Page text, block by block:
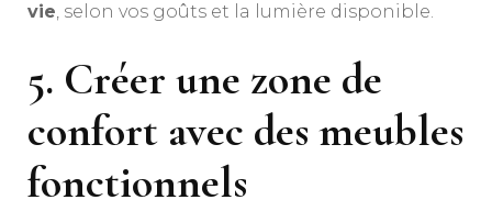
vie, selon vos goûts et la lumière disponible.
5. Créer une zone de
confort avec des meubles
fonctionnels